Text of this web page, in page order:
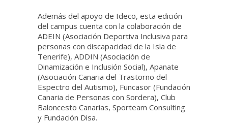
Además del apoyo de Ideco, esta edición
del campus cuenta con la colaboración de
ADEIN (Asociación Deportiva Inclusiva para
personas con discapacidad de la Isla de
Tenerife), ADDIN (Asociación de
Dinamización e Inclusión Social), Apanate
(Asociación Canaria del Trastorno del
Espectro del Autismo), Funcasor (Fundación
Canaria de Personas con Sordera), Club
Baloncesto Canarias, Sporteam Consulting
y Fundación Disa.